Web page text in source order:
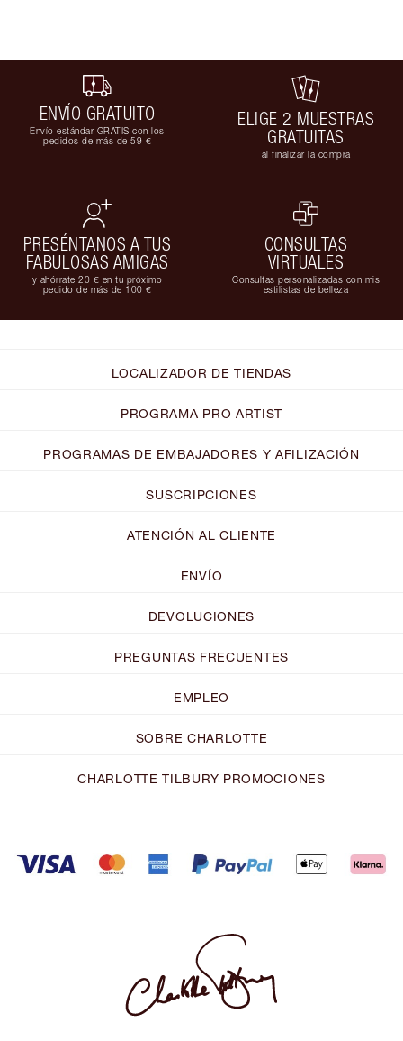
ENVÍO GRATUITO
Envío estándar GRATIS con los
pedidos de más de 59 €
ELIGE 2 MUESTRAS
GRATUITAS
al finalizar la compra
PRESÉNTANOS A TUS
FABULOSAS AMIGAS
y ahórrate 20 € en tu próximo
pedido de más de 100 €
CONSULTAS
VIRTUALES
Consultas personalizadas con mis
estilistas de belleza
LOCALIZADOR DE TIENDAS
PROGRAMA PRO ARTIST
PROGRAMAS DE EMBAJADORES Y AFILIZACIÓN
SUSCRIPCIONES
ATENCIÓN AL CLIENTE
ENVÍO
DEVOLUCIONES
PREGUNTAS FRECUENTES
EMPLEO
SOBRE CHARLOTTE
CHARLOTTE TILBURY PROMOCIONES